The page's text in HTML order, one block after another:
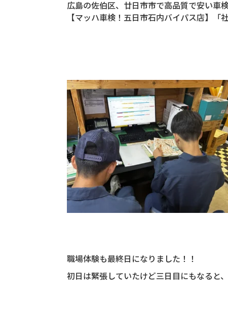
広島の佐伯区、廿日市市で高品質で安い車検
【マッハ車検！五日市石内バイパス店】「
職場体験も最終日になりました！！
初日は緊張していたけど三日目にもなると